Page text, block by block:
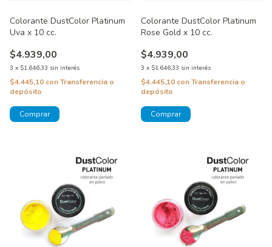
Colorante DustColor Platinum
Uva x 10 cc.
$4.939,00
3 x $1.646,33 sin interés
$4.445,10 conTransferencia o
depósito
Colorante DustColor Platinum
Rose Gold x 10 cc.
$4.939,00
3 x $1.646,33 sin interés
$4.445,10 conTransferencia o
depósito